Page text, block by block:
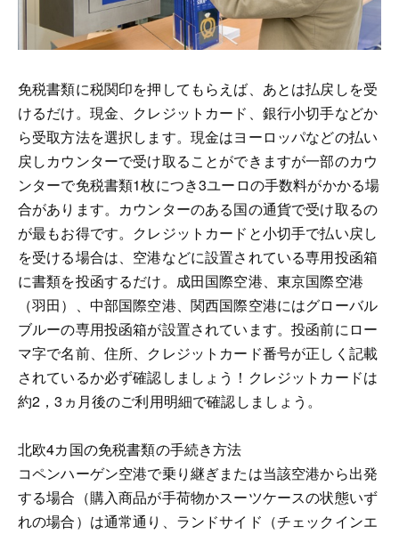
免税書類に税関印を押してもらえば、あとは払戻しを受
けるだけ。現金、クレジットカード、銀行小切手などか
ら受取方法を選択します。現金はヨーロッパなどの払い
戻しカウンターで受け取ることができますが一部のカウ
ンターで免税書類1枚につき3ユーロの手数料がかかる場
合があります。カウンターのある国の通貨で受け取るの
が最もお得です。クレジットカードと小切手で払い戻し
を受ける場合は、空港などに設置されている専用投函箱
に書類を投函するだけ。成田国際空港、東京国際空港
（羽田）、中部国際空港、関西国際空港にはグローバル
ブルーの専用投函箱が設置されています。投函前にロー
マ字で名前、住所、クレジットカード番号が正しく記載
されているか必ず確認しましょう！クレジットカードは
約2，3ヵ月後のご利用明細で確認しましょう。
北欧4カ国の免税書類の手続き方法
コペンハーゲン空港で乗り継ぎまたは当該空港から出発
する場合（購入商品が手荷物かスーツケースの状態いず
れの場合）は通常通り、ランドサイド（チェックインエ